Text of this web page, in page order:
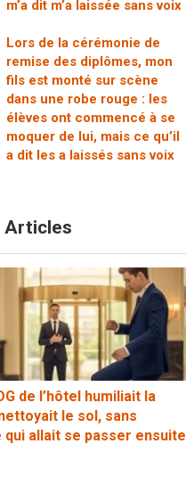
m’a dit m’a laissée sans voix
Lors de la cérémonie de
remise des diplômes, mon
fils est monté sur scène
dans une robe rouge : les
élèves ont commencé à se
moquer de lui, mais ce qu’il
a dit les a laissés sans voix
Articles
de l’hôtel humiliait la
le sol, sans
qui allait se passer ensuite